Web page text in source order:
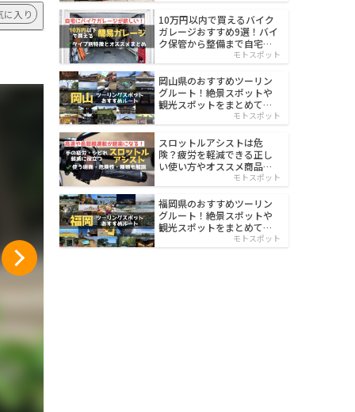
に入り
10万円以内で買えるバイク
ガレージおすすめ9選！バイ
ク保管から整備まで自宅で
モトスポット
岡山県のおすすめツーリン
グルート！絶景スポットや
観光スポットをまとめて紹
モトスポット
スロットルアシストは危
険？疲労を軽減できる正し
い使い方やオススメ商品を
モトスポット
福岡県のおすすめツーリン
グルート！絶景スポットや
観光スポットをまとめて紹
モトスポット